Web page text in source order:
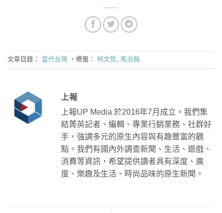
文章目錄： 當代台灣 ，標籤： 柯文哲, 馬治薇.
上報
上報UP Media 於2016年7月成立。我們集
結菁英記者、編輯、專業行銷業務、社群好
手，強調多元的原生內容與有趣豐富的觀
點。我們有國內外調查新聞、生活、遊戲、
消費等資訊，希望提供讀者具有深度、廣
度、樂趣及生活、時尚品味的原生新聞。